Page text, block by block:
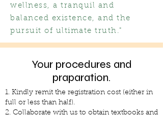
wellness, a tranquil and
balanced existence, and the
pursuit of ultimate truth."
Your procedures and
praparation.
1. Kindly remit the registration cost (either in
full or less than half).
2. Collaborate with us to obtain textbooks and